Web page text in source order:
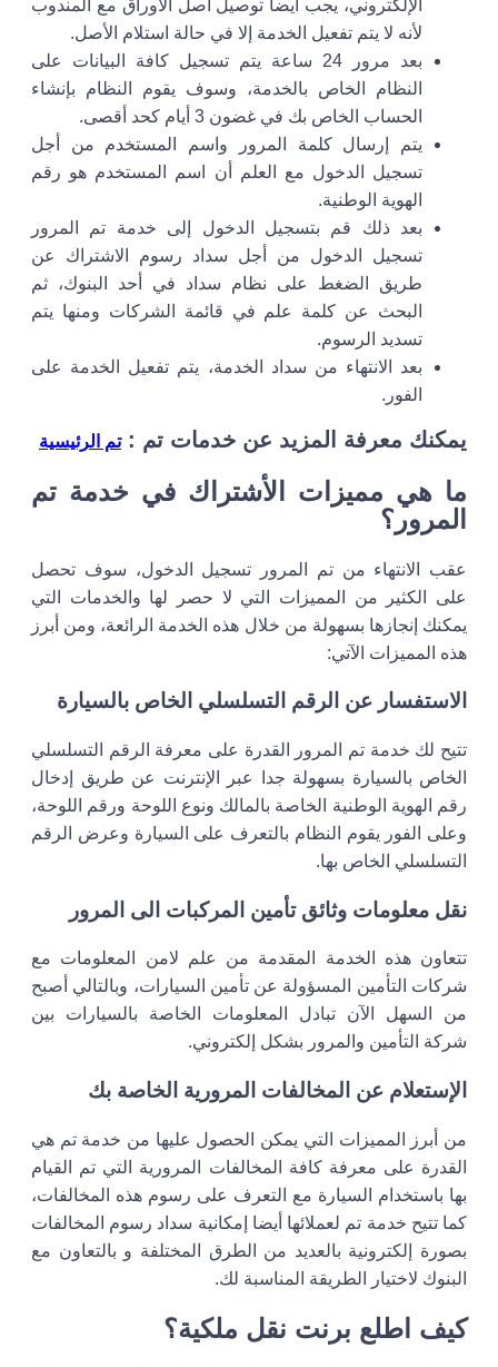
الإلكتروني، يجب أيضا توصيل أصل الأوراق مع المندوب
لأنه لا يتم تفعيل الخدمة إلا في حالة استلام الأصل.
بعد مرور 24 ساعة يتم تسجيل كافة البيانات على
النظام الخاص بالخدمة، وسوف يقوم النظام بإنشاء
الحساب الخاص بك في غضون 3 أيام كحد أقصى.
يتم إرسال كلمة المرور واسم المستخدم من أجل
تسجيل الدخول مع العلم أن اسم المستخدم هو رقم
الهوية الوطنية.
بعد ذلك قم بتسجيل الدخول إلى خدمة تم المرور
تسجيل الدخول من أجل سداد رسوم الاشتراك عن
طريق الضغط على نظام سداد في أحد البنوك، ثم
البحث عن كلمة علم في قائمة الشركات ومنها يتم
تسديد الرسوم.
بعد الانتهاء من سداد الخدمة، يتم تفعيل الخدمة على
الفور.
يمكنك معرفة المزيد عن خدمات تم :تم الرئيسية
ما هي مميزات الأشتراك في خدمة تم
المرور؟
عقب الانتهاء من تم المرور تسجيل الدخول، سوف تحصل
على الكثير من المميزات التي لا حصر لها والخدمات التي
يمكنك إنجازها بسهولة من خلال هذه الخدمة الرائعة، ومن أبرز
هذه المميزات الآتي:
الاستفسار عن الرقم التسلسلي الخاص بالسيارة
تتيح لك خدمة تم المرور القدرة على معرفة الرقم التسلسلي
الخاص بالسيارة بسهولة جدا عبر الإنترنت عن طريق إدخال
رقم الهوية الوطنية الخاصة بالمالك ونوع اللوحة ورقم اللوحة،
وعلى الفور يقوم النظام بالتعرف على السيارة وعرض الرقم
التسلسلي الخاص بها.
نقل معلومات وثائق تأمين المركبات الى المرور
تتعاون هذه الخدمة المقدمة من علم لامن المعلومات مع
شركات التأمين المسؤولة عن تأمين السيارات، وبالتالي أصبح
من السهل الآن تبادل المعلومات الخاصة بالسيارات بين
شركة التأمين والمرور بشكل إلكتروني.
الإستعلام عن المخالفات المرورية الخاصة بك
من أبرز المميزات التي يمكن الحصول عليها من خدمة تم هي
القدرة على معرفة كافة المخالفات المرورية التي تم القيام
بها باستخدام السيارة مع التعرف على رسوم هذه المخالفات،
كما تتيح خدمة تم لعملائها أيضا إمكانية سداد رسوم المخالفات
بصورة إلكترونية بالعديد من الطرق المختلفة و بالتعاون مع
البنوك لاختيار الطريقة المناسبة لك.
كيف اطلع برنت نقل ملكية؟